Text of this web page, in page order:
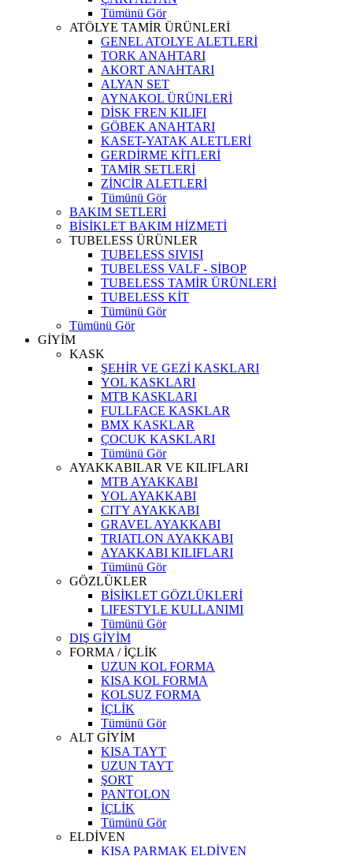
Tümünü Gör
ATÖLYE TAMİR ÜRÜNLERİ
GENEL ATOLYE ALETLERİ
TORK ANAHTARI
AKORT ANAHTARI
ALYAN SET
AYNAKOL ÜRÜNLERİ
DİSK FREN KILIFI
GÖBEK ANAHTARI
KASET-YATAK ALETLERİ
GERDİRME KİTLERİ
TAMİR SETLERİ
ZİNCİR ALETLERİ
Tümünü Gör
BAKIM SETLERİ
BİSİKLET BAKIM HİZMETİ
TUBELESS ÜRÜNLER
TUBELESS SIVISI
TUBELESS VALF - SİBOP
TUBELESS TAMİR ÜRÜNLERİ
TUBELESS KİT
Tümünü Gör
Tümünü Gör
GİYİM
KASK
ŞEHİR VE GEZİ KASKLARI
YOL KASKLARI
MTB KASKLARI
FULLFACE KASKLAR
BMX KASKLAR
ÇOCUK KASKLARI
Tümünü Gör
AYAKKABILAR VE KILIFLARI
MTB AYAKKABI
YOL AYAKKABI
CITY AYAKKABI
GRAVEL AYAKKABI
TRIATLON AYAKKABI
AYAKKABI KILIFLARI
Tümünü Gör
GÖZLÜKLER
BİSİKLET GÖZLÜKLERİ
LIFESTYLE KULLANIMI
Tümünü Gör
DIŞ GİYİM
FORMA / İÇLİK
UZUN KOL FORMA
KISA KOL FORMA
KOLSUZ FORMA
İÇLİK
Tümünü Gör
ALT GİYİM
KISA TAYT
UZUN TAYT
ŞORT
PANTOLON
İÇLİK
Tümünü Gör
ELDİVEN
KISA PARMAK ELDİVEN